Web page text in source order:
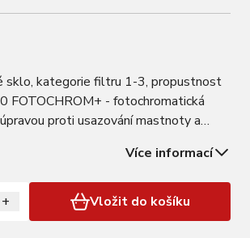
sklo, kategorie filtru 1-3, propustnost
FOTOCHROM+ - fotochromatická
proti usazování mastnoty a
– úprava proti poškrábání skel
sklo - ztmavuje a…
Více informací
+ Vložit do košíku